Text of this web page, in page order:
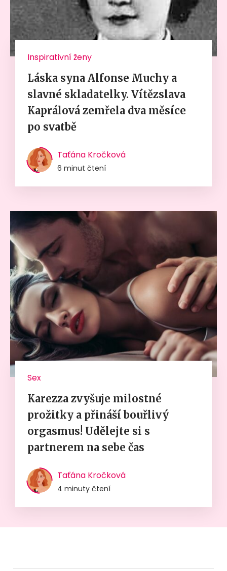
Inspirativní ženy
Láska syna Alfonse Muchy a
slavné skladatelky. Vítězslava
Kaprálová zemřela dva měsíce
po svatbě
Taťána Kročková
6 minut čtení
Sex
Karezza zvyšuje milostné
prožitky a přináší bouřlivý
orgasmus! Udělejte si s
partnerem na sebe čas
Taťána Kročková
4 minuty čtení